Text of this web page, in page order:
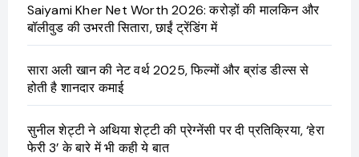
Saiyami Kher Net Worth 2026: करोड़ों की मालकिन और
बॉलीवुड की उभरती सितारा, छाईं ट्रेंडिंग में
सारा अली खान की नेट वर्थ 2025, फिल्मों और ब्रांड डील्स से
होती है शानदार कमाई
सुनील शेट्टी ने अथिया शेट्टी की प्रेग्नेंसी पर दी प्रतिक्रिया, ‘हेरा
फेरी 3’ के बारे में भी कही ये बात